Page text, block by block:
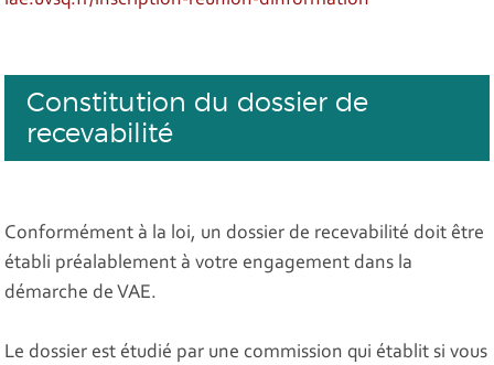
Constitution du dossier de
recevabilité
Conformément à la loi, un dossier de recevabilité doit être
établi préalablement à votre engagement dans la
démarche de VAE.
Le dossier est étudié par une commission qui établit si vous